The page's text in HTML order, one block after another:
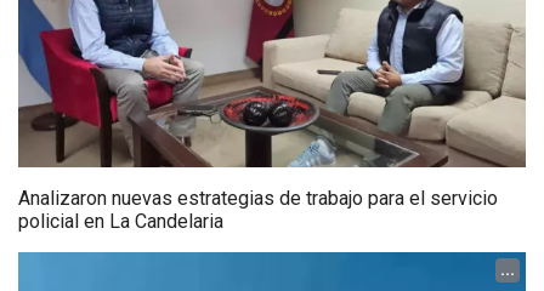
Analizaron nuevas estrategias de trabajo para el servicio
policial en La Candelaria
...